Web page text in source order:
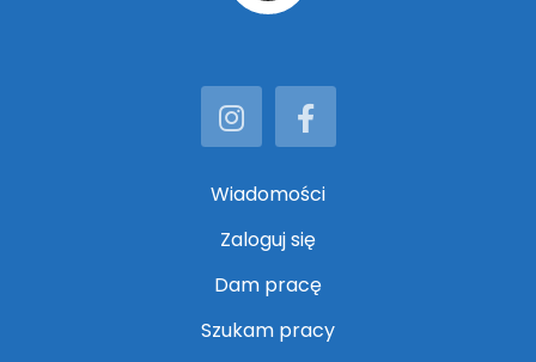
InstagramFacebook
Wiadomości
Zaloguj się
Dam pracę
Szukam pracy